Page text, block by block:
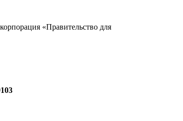
«Правительство для